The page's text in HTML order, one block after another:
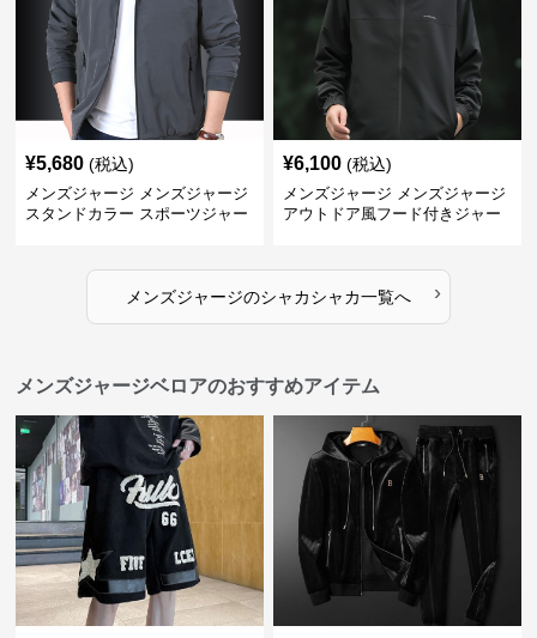
¥5,680 (税込)
メンズジャージ メンズジャージ
スタンドカラー スポーツジャー
¥6,100 (税込)
メンズジャージ メンズジャージ
アウトドア風フード付きジャー
メンズジャージのシャカシャカ一覧へ ›
メンズジャージベロアのおすすめアイテム